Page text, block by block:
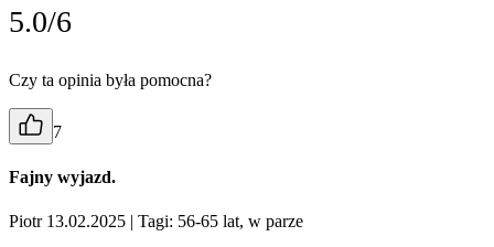
5.0/6
Czy ta opinia była pomocna?
7
Fajny wyjazd.
Piotr 13.02.2025 | Tagi: 56-65 lat, w parze